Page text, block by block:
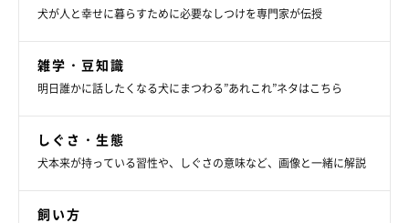
犬が人と幸せに暮らすために必要なしつけを専門家が伝授
雑学・豆知識
明日誰かに話したくなる犬にまつわる”あれこれ”ネタはこちら
しぐさ・生態
犬本来が持っている習性や、しぐさの意味など、画像と一緒に解説
飼い方